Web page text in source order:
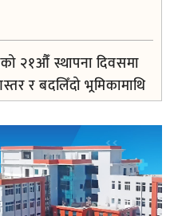
२१औँ स्थापना दिवसमा
र बदलिँदो भूमिकामाथि
प्रभावित शेयर सदस्यलाई
गरायाे राहत